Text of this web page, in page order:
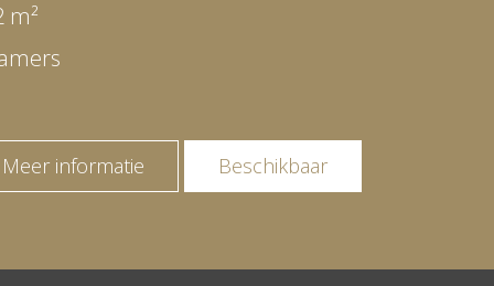
m²
Meer informatie Beschikbaar